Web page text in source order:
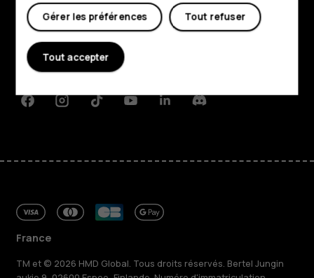
À propos
Planet and people
FacebookInstagramTiktokYoutubeLinkedinDiscord
France
TM et © 2026 HMD Global. Tous droits réservés. Bertel Jungin
Tout refuser
Gérer les préférences
Tout accepter